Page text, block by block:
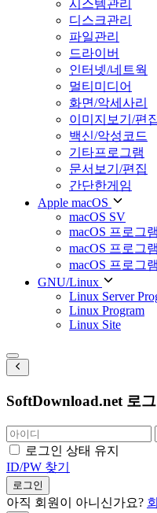
시스템관리
디스크관리
파일관리
드라이버
인터넷/네트웍
멀티미디어
화면/악세사리
이미지보기/편
백신/악성코드
기타프로그램
문서보기/편집
간단한게임
Apple macOS
macOS SV
macOS 프로그
macOS 프로그
macOS 프로그
GNU/Linux
Linux Server
Linux Program
Linux Site
SoftDownload.net 로
로그인 상태 유지
ID/PW 찾기
로그인
아직 회원이 아니신가요?